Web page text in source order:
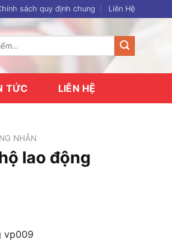
sách quy định chung Liên Hệ
TỨC LIÊN HỆ
NHÂN
lao động
vp009